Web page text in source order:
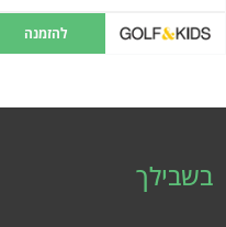
להזמנה
בשבילך